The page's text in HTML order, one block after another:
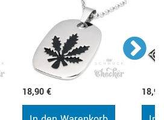
18,90 €